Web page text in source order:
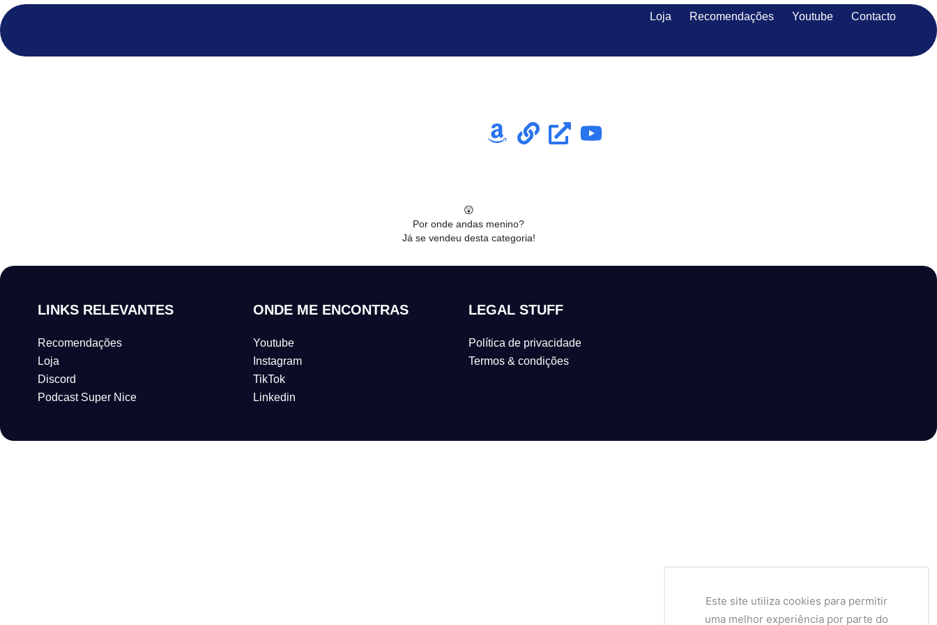
Loja Recomendações Youtube Contacto
😲
Por onde andas menino?
Já se vendeu desta categoria!
LINKS RELEVANTES
Recomendações
Loja
Discord
Podcast Super Nice
ONDE ME ENCONTRAS
Youtube
Instagram
TikTok
Linkedin
LEGAL STUFF
Política de privacidade
Termos & condições
Este site utiliza cookies para permitir
uma melhor experiência por parte do